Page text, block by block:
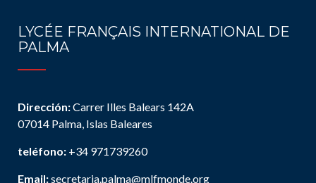
LYCÉE FRANÇAIS INTERNATIONAL DE
PALMA
Dirección:Carrer Illes Balears 142A
07014 Palma, Islas Baleares
teléfono: +34 971739260
Email:secretaria.palma@mlfmonde.org